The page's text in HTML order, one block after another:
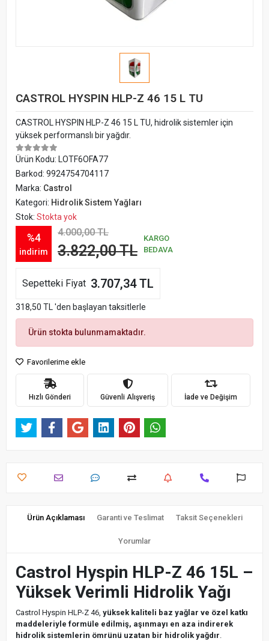
CASTROL HYSPIN HLP-Z 46 15 L TU
CASTROL HYSPIN HLP-Z 46 15 L TU, hidrolik sistemler için
yüksek performanslı bir yağdır.
Ürün Kodu: LOTF6OFA77
Barkod: 9924754704117
Marka: Castrol
Kategori: Hidrolik Sistem Yağları
Stok: Stokta yok
%4
indirim
4.000,00 TL
3.822,00 TL
KARGO
BEDAVA
Sepetteki Fiyat 3.707,34 TL
318,50 TL 'den başlayan taksitlerle
Ürün stokta bulunmamaktadır.
Favorilerime ekle
Hızlı Gönderi Güvenli Alışveriş İade ve Değişim
Ürün Açıklaması Garanti ve Teslimat Taksit Seçenekleri
Yorumlar
Castrol Hyspin HLP-Z 46 15L –
Yüksek Verimli Hidrolik Yağı
Castrol Hyspin HLP-Z 46, yüksek kaliteli baz yağlar ve özel katkı
maddeleriyle formüle edilmiş, aşınmayı en aza indirerek
hidrolik sistemlerin ömrünü uzatan bir hidrolik yağdır.